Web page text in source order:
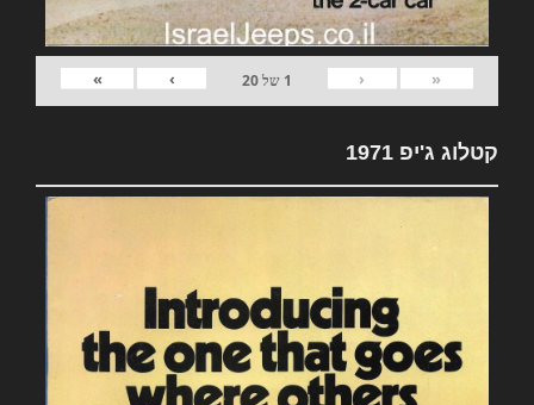
«
‹
1 של20
›
»
קטלוג ג'יפ 1971